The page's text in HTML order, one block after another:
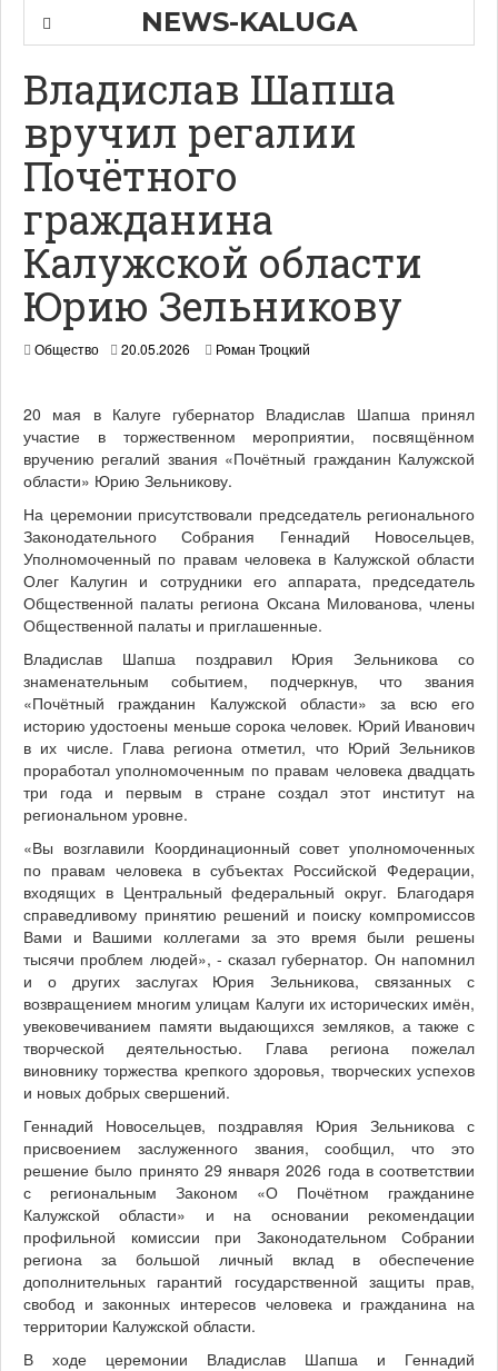
NEWS-KALUGA
Владислав Шапша
вручил регалии
Почётного
гражданина
Калужской области
Юрию Зельникову
Общество 20.05.2026 Роман Троцкий
20 мая в Калуге губернатор Владислав Шапша принял
участие в торжественном мероприятии, посвящённом
вручению регалий звания «Почётный гражданин Калужской
области» Юрию Зельникову.
На церемонии присутствовали председатель регионального
Законодательного Собрания Геннадий Новосельцев,
Уполномоченный по правам человека в Калужской области
Олег Калугин и сотрудники его аппарата, председатель
Общественной палаты региона Оксана Милованова, члены
Общественной палаты и приглашенные.
Владислав Шапша поздравил Юрия Зельникова со
знаменательным событием, подчеркнув, что звания
«Почётный гражданин Калужской области» за всю его
историю удостоены меньше сорока человек. Юрий Иванович
в их числе. Глава региона отметил, что Юрий Зельников
проработал уполномоченным по правам человека двадцать
три года и первым в стране создал этот институт на
региональном уровне.
«Вы возглавили Координационный совет уполномоченных
по правам человека в субъектах Российской Федерации,
входящих в Центральный федеральный округ. Благодаря
справедливому принятию решений и поиску компромиссов
Вами и Вашими коллегами за это время были решены
тысячи проблем людей», - сказал губернатор. Он напомнил
и о других заслугах Юрия Зельникова, связанных с
возвращением многим улицам Калуги их исторических имён,
увековечиванием памяти выдающихся земляков, а также с
творческой деятельностью. Глава региона пожелал
виновнику торжества крепкого здоровья, творческих успехов
и новых добрых свершений.
Геннадий Новосельцев, поздравляя Юрия Зельникова с
присвоением заслуженного звания, сообщил, что это
решение было принято 29 января 2026 года в соответствии
с региональным Законом «О Почётном гражданине
Калужской области» и на основании рекомендации
профильной комиссии при Законодательном Собрании
региона за большой личный вклад в обеспечение
дополнительных гарантий государственной защиты прав,
свобод и законных интересов человека и гражданина на
территории Калужской области.
В ходе церемонии Владислав Шапша и Геннадий